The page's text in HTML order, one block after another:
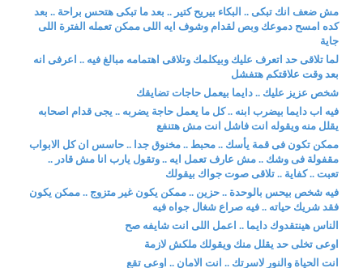
مش ضعف انك تبكى .. البكاء بيريح كتير .. بعد ما تبكى هتحس براحة .. بعد
كده امسح دموعك وبص لقدام وشوف ايه اللى ممكن تعمله الفترة اللى
جاية
لما تلاقى حد اتعرف عليك وبيكلمك وتلاقى اهتمامه مبالغ فيه .. اعرفى انه
بعد وقت علاقتكم هتفشل
شخص عزيز عليك .. دايما بيعمل حاجات تضايقك
فيه اب دايما بيضرب ابنه .. كل ما يعمل حاجة يضربه .. يجى قدام اصحابه
يقلل منه ويقوله انت فاشل انت مش هتنفع
ممكن تكون فى قمة يأسك .. محبط .. مخنوق جدا .. حاسس ان كل الابواب
مقفولة فى وشك .. مش عارف تعمل ايه .. وتقول يارب انا مش قادر ..
تعبت .. كفاية .. تلاقى صوت جواك بيقولك
فيه شخص بيحس بالوحدة .. حزين .. ممكن يكون غير متزوج .. ممكن يكون
فقد شريك حياته .. فيه صراع شغال جواه فيه
الناس هينتقدوك دايما .. اعمل اللى انت شايفه صح
اوعى تخلى حد يقلل منك ويقولك ملكش لازمة
انت الحياة والنور لاسرتك .. انت الامان .. اوعى تقع